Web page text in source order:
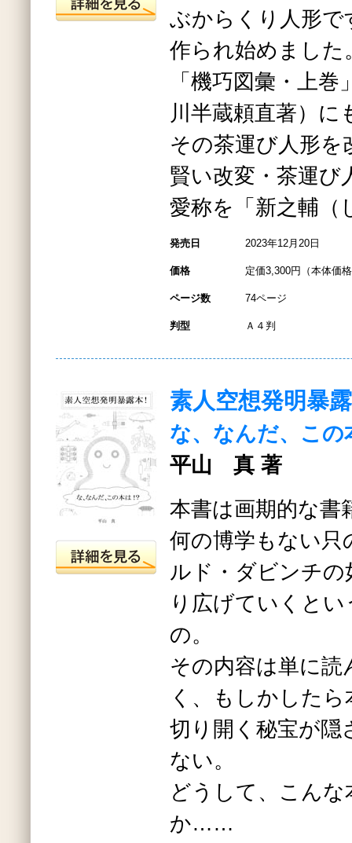
ぶからくり人形で
作られ始めました
「機巧図彙・上
川半蔵頼直著）
その茶運び人形
賢い改変・茶運び
愛称を「新之輔
発売日 2023年12月20日
価格 定価3,300円（本体価
ページ数 74ページ
判型 Ａ４判
素人空想発明暴
な、なんだ、この
平山 真 著
本書は画期的な書
何の博学もない
ルド・ダビンチの
り広げていくと
の。
その内容は単に
く、もしかした
切り開く秘宝が
ない。
どうして、こん
か……